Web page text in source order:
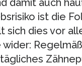
damit auch
ist die
dies vor